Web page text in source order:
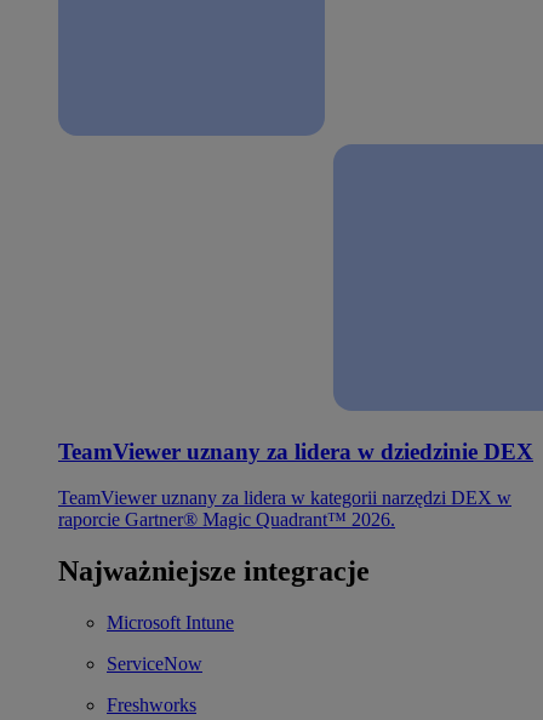
TeamViewer uznany za lidera w dziedzinie DEX
TeamViewer uznany za lidera w kategorii narzędzi DEX w
raporcie Gartner® Magic Quadrant™ 2026.
Najważniejsze integracje
Microsoft Intune
ServiceNow
Freshworks